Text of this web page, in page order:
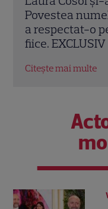
Povestea
a respectat-o
fiice. EXCLUSIV
Citește mai multe